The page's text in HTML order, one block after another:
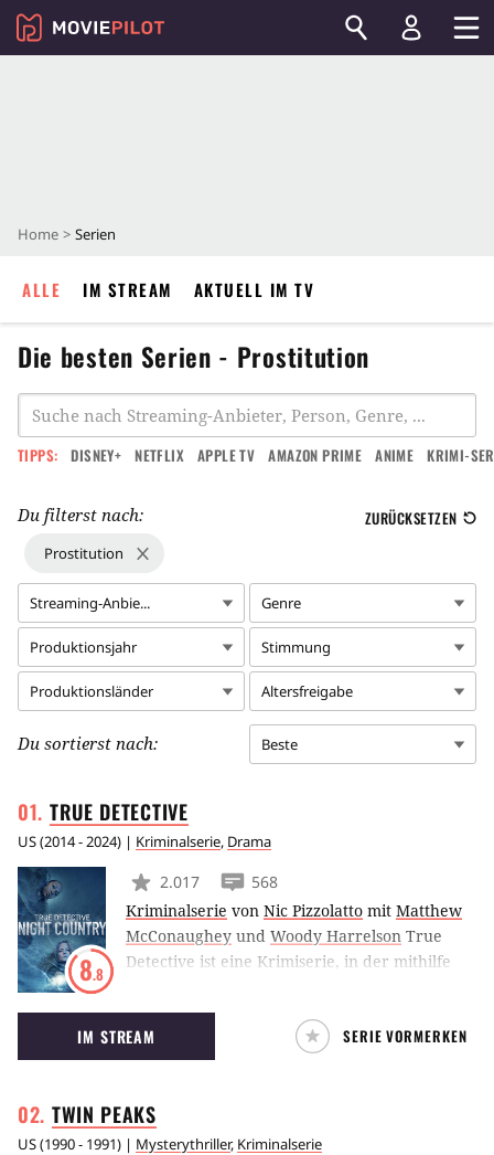
Home Serien
ALLE IM STREAM AKTUELL IM TV
Die besten Serien - Prostitution
TIPPS: DISNEY+ NETFLIX APPLE TV AMAZON PRIME ANIME KRIMI-
Du filterst nach: ZURÜCKSETZEN
Prostitution
Streaming-Anbie... Genre
Produktionsjahr Stimmung
Produktionsländer Altersfreigabe
Du sortierst nach: Beste
TRUE DETECTIVE
US(2014 - 2024) | Kriminalserie, Drama
8.8
2.017
568
Kriminalserie von Nic Pizzolatto mit Matthew
McConaughey und Woody Harrelson True
Detective ist eine Krimiserie, in der mithilfe
Blickwinkeln eine 17 Jahre zurückliegende
Mordserie aufgeklärt werden soll. Die beiden
Ermittler der ersten Staffel, die Jagd auf den
McConaughey und Woody Harrelson gespielt.
IM STREAM SERIE VORMERKEN
TWIN PEAKS
US(1990 - 1991) | Mysterythriller, Kriminalserie